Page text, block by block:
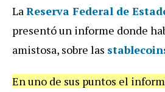
LaReserva Federal de
presentó un informe donde
amistosa, sobre las
En uno de sus puntos el